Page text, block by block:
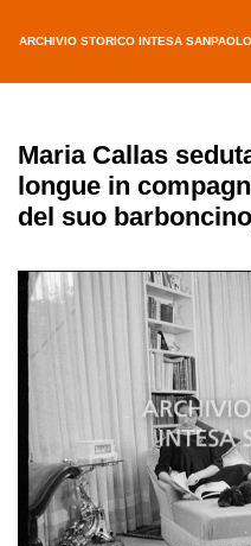
ARCHIVIO STORICO INTESA SANPAOLO
Maria Callas
longue in
del suo